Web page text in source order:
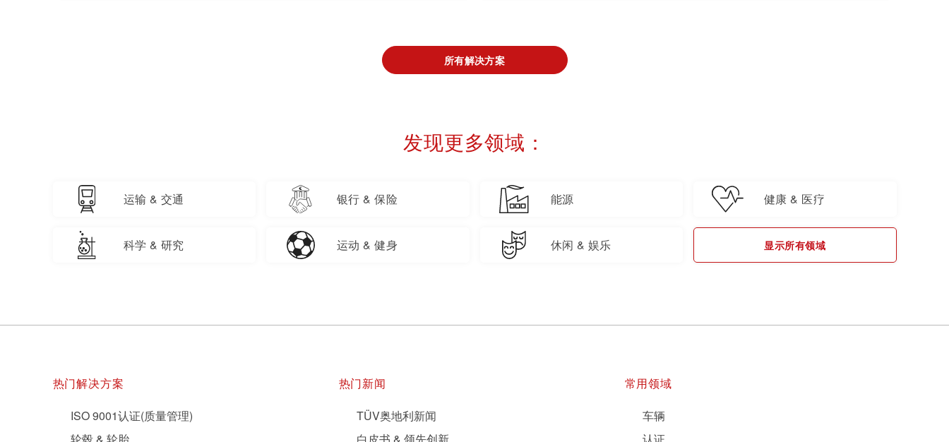
所有解决方案
发现更多领域：
运输 & 交通 银行 & 保险 能源 健康 & 医疗
科学 & 研究 运动 & 健身 休闲 & 娱乐 显示所有领域
热门解决方案
ISO 9001认证(质量管理)
热门新闻
TÜV奥地利新闻
常用领域
车辆